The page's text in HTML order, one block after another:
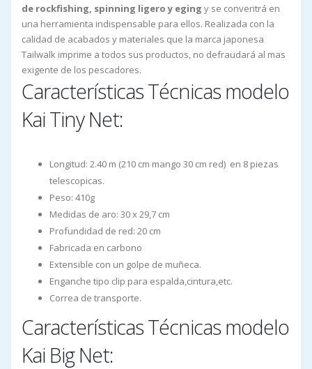
de rockfishing, spinning ligero y eging y se converitrá en
una herramienta indispensable para ellos. Realizada con la
calidad de acabados y materiales que la marca japonesa
Tailwalk imprime a todos sus productos, no defraudará al mas
exigente de los pescadores.
Características Técnicas modelo
Kai Tiny Net:
Longitud: 2.40 m (210 cm mango 30 cm red) en 8 piezas
telescopicas.
Peso: 410g
Medidas de aro: 30 x 29,7 cm
Profundidad de red: 20 cm
Fabricada en carbono
Extensible con un golpe de muñeca.
Enganche tipo clip para espalda,cintura,etc.
Correa de transporte.
Características Técnicas modelo
Kai Big Net: